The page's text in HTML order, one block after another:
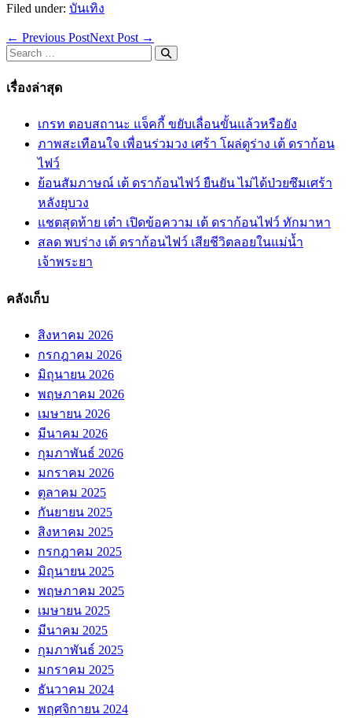
Filed under: บันเทิง
Post
Navigation
← Previous PostNext Post →
Search
for:
เรื่องล่าสุด
เกรท ตอบสถานะ แจ็คกี้ ขยับเลื่อนขั้นแล้วหรือยัง
ภาพสะเทือนใจ เพื่อนร่วมวง เศร้า โผล่ดูร่าง เต้ ดราก้อน
ไฟว์
ย้อนสัมภาษณ์ เต้ ดราก้อนไฟว์ ยืนยัน ไม่ได้ป่วยซึมเศร้า
หลังยุบวง
แชตสุดท้าย เต๋า เปิดข้อความ เต้ ดราก้อนไฟว์ ทักมาหา
สลด พบร่าง เต้ ดราก้อนไฟว์ เสียชีวิตลอยในแม่น้ำ
เจ้าพระยา
คลังเก็บ
สิงหาคม 2026
กรกฎาคม 2026
มิถุนายน 2026
พฤษภาคม 2026
เมษายน 2026
มีนาคม 2026
กุมภาพันธ์ 2026
มกราคม 2026
ตุลาคม 2025
กันยายน 2025
สิงหาคม 2025
กรกฎาคม 2025
มิถุนายน 2025
พฤษภาคม 2025
เมษายน 2025
มีนาคม 2025
กุมภาพันธ์ 2025
มกราคม 2025
ธันวาคม 2024
พฤศจิกายน 2024